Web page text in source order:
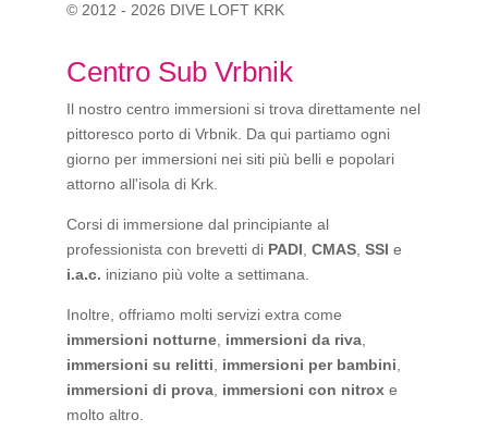
© 2012 - 2026 DIVE LOFT KRK
Centro Sub Vrbnik
Il nostro centro immersioni si trova direttamente nel
pittoresco porto di Vrbnik. Da qui partiamo ogni
giorno per immersioni nei siti più belli e popolari
attorno all'isola di Krk.
Corsi di immersione dal principiante al
professionista con brevetti di PADI CMAS, SSI e
i.a.c. iniziano più volte a settimana.
Inoltre, offriamo molti servizi extra come
immersioni notturne, immersioni da riva,
immersioni su relitti
immersioni per bambini
immersioni di prova, immersioni con nitroxe
molto altro.